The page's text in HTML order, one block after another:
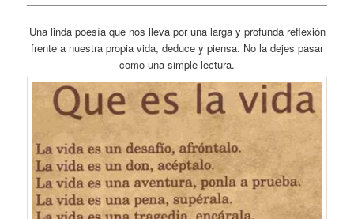
Una linda poesía que nos lleva por una larga y profunda reflexión
frente a nuestra propia vida, deduce y piensa. No la dejes pasar
como una simple lectura.